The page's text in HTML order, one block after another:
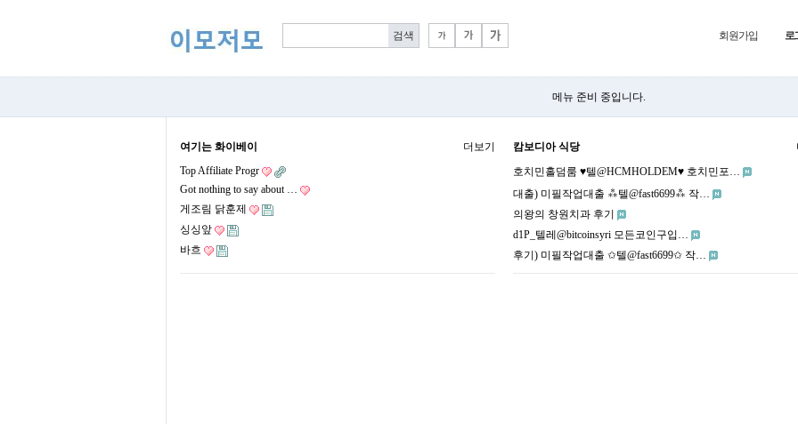
회원가입 로
메뉴 준비 중입니다.
여기는 화이베이
Top Affiliate Progr
Got nothing to say about …
게조림 닭훈제
싱싱앞
바흐
더보기
캄보디아 식당
호치민홀덤룸 ♥텔@HCMHOLDEM♥ 호치민포…
대출) 미필작업대출 ⁂텔@fast6699⁂ 작…
의왕의 창원치과 후기
d1P_텔레@bitcoinsyri 모든코인구입…
후기) 미필작업대출 ✩텔@fast6699✩ 작…